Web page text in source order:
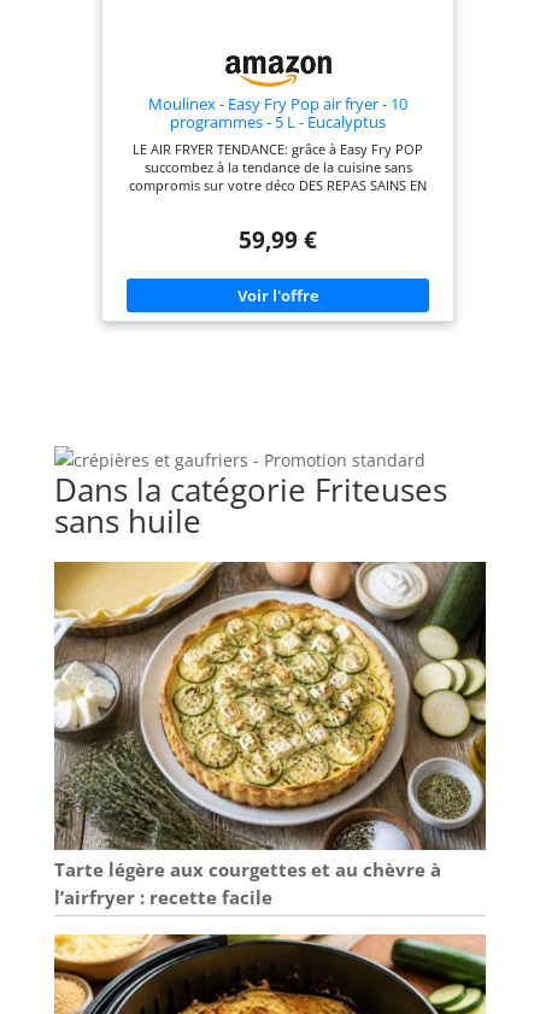
plus CONTENU:
Easy Fry Mega
Moulinex - Easy Fry Pop air fryer - 10
programmes - 5 L - Eucalyptus
LE AIR FRYER TENDANCE: grâce à Easy Fry POP
succombez à la tendance de la cuisine sans
compromis sur votre déco DES REPAS SAINS EN
en un rien de temps avec peu ou pas d'huile
généreuse de 5 L permet de servir jusqu'à 6
personnes, suffisante pour les familles les plus
affamées et idéale pour recevoir des invités
ÉCONOMIES D'ÉNERGIE : Easy Fry POP de
commande tactile intuitif
59,99 €
Dans la catégorie Friteuses
sans huile
Tarte légère aux courgettes et au chèvre à
l’airfryer : recette facile